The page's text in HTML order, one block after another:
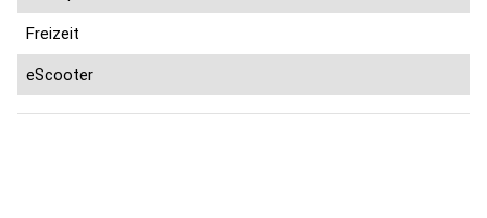
Freizeit
eScooter